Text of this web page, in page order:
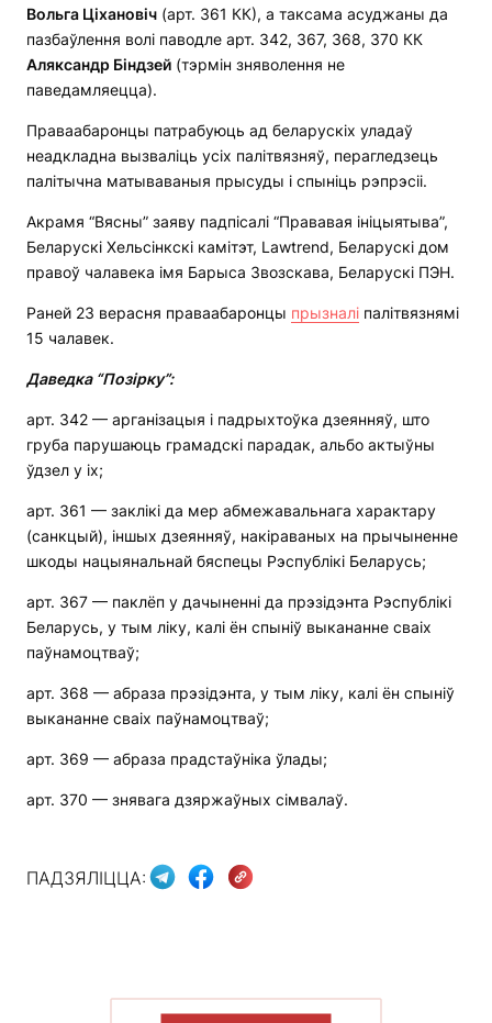
Вольга Ціхановіч (арт. 361 КК), а таксама асуджаны да
пазбаўлення волі паводле арт. 342, 367, 368, 370 КК
Аляксандр Біндзей (тэрмін зняволення не
паведамляецца).
Праваабаронцы патрабуюць ад беларускіх уладаў
неадкладна вызваліць усіх палітвязняў, перагледзець
палітычна матываваныя прысуды і спыніць рэпрэсіі.
Акрамя “Вясны” заяву падпісалі “Прававая ініцыятыва”,
Беларускі Хельсінкскі камітэт, Lawtrend, Беларускі дом
правоў чалавека імя Барыса Звозскава, Беларускі ПЭН.
Раней 23 верасня праваабаронцы прызналі палітвязнямі
15 чалавек.
Даведка “Позірку”:
арт. 342 — арганізацыя і падрыхтоўка дзеянняў, што
груба парушаюць грамадскі парадак, альбо актыўны
ўдзел у іх;
арт. 361 — заклікі да мер абмежавальнага характару
(санкцый), іншых дзеянняў, накіраваных на прычыненне
шкоды нацыянальнай бяспецы Рэспублікі Беларусь;
арт. 367 — паклёп у дачыненні да прэзідэнта Рэспублікі
Беларусь, у тым ліку, калі ён спыніў выкананне сваіх
паўнамоцтваў;
арт. 368 — абраза прэзідэнта, у тым ліку, калі ён спыніў
выкананне сваіх паўнамоцтваў;
арт. 369 — абраза прадстаўніка ўлады;
арт. 370 — знявага дзяржаўных сімвалаў.
ПАДЗЯЛІЦЦА: